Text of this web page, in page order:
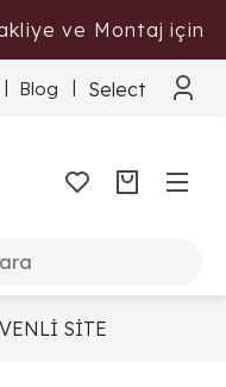
ve Montaj için
Blog Select
SİTE